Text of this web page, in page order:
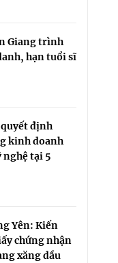
Giang trình
hạn tuổi sĩ
định
kinh doanh
nghệ tại 5
Yên: Kiến
chứng nhận
xăng dầu